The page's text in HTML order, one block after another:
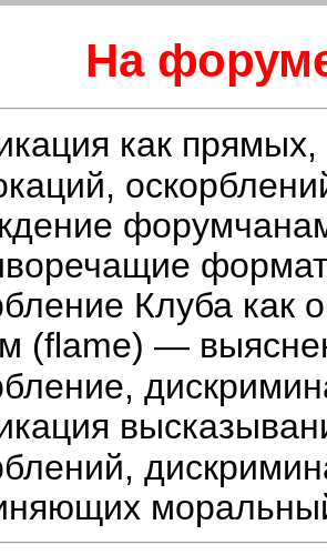
На
как
Клуба как
(flame) —